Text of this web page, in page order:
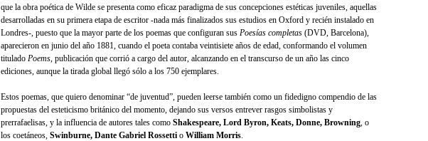
que la obra poética de Wilde se presenta como eficaz paradigma de sus concepciones estéticas juveniles, aquellas
desarrolladas en su primera etapa de escritor -nada más finalizados sus estudios en Oxford y recién instalado en
Londres-, puesto que la mayor parte de los poemas que configuran sus Poesías completas (DVD, Barcelona),
aparecieron en junio del año 1881, cuando el poeta contaba veintisiete años de edad, conformando el volumen
titulado Poems, publicación que corrió a cargo del autor, alcanzando en el transcurso de un año las cinco
ediciones, aunque la tirada global llegó sólo a los 750 ejemplares.
Estos poemas, que quiero denominar “de juventud”, pueden leerse también como un fidedigno compendio de las
propuestas del esteticismo británico del momento, dejando sus versos entrever rasgos simbolistas y
prerrafaelisas, y la influencia de autores tales como Shakespeare, Lord Byron, Keats, Donne, Browning, o
los coetáneos, Swinburne, Dante Gabriel Rossetti o William Morris.